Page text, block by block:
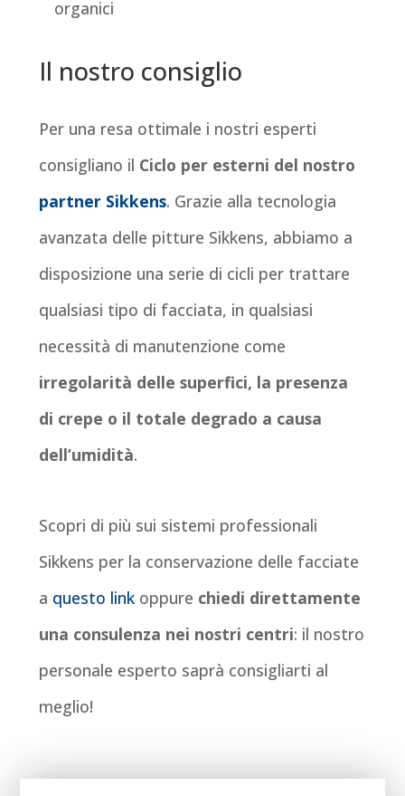
organici
Il nostro consiglio
Per una resa ottimale i nostri esperti
consigliano il Ciclo per esterni del nostro
partner Sikkens. Grazie alla tecnologia
avanzata delle pitture Sikkens, abbiamo a
disposizione una serie di cicli per trattare
qualsiasi tipo di facciata, in qualsiasi
necessità di manutenzione come
irregolarità delle superfici, la presenza
di crepe o il totale degrado a causa
dell’umidità.
Scopri di più sui sistemi professionali
Sikkens per la conservazione delle facciate
a questo linkoppure chiedi direttamente
una consulenza nei nostri centri: il nostro
personale esperto saprà consigliarti al
meglio!